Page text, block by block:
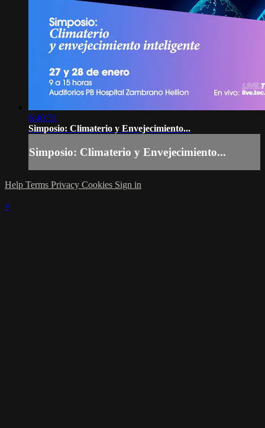
6:40:51
Simposio: Climaterio y Envejecimiento...
Simposio: Climaterio y Envejecimiento...
Help Terms Privacy Cookies Sign in
×